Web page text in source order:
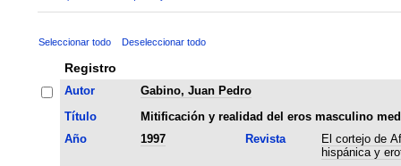
Seleccionar todo Deseleccionar todo
Registro
Autor
Gabino, Juan Pedro
Título
Mitificación y realidad del eros masculino
Año
1997 Revista
El cortejo de
hispánica y